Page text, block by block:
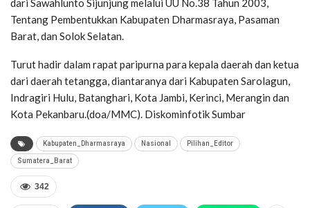
Tentang Pembentukkan Kabupaten Dharmasraya, Pasaman
Barat, dan Solok Selatan.
Turut hadir dalam rapat paripurna para kepala daerah dan ketua
dari daerah tetangga, diantaranya dari Kabupaten Sarolagun,
Indragiri Hulu, Batanghari, Kota Jambi, Kerinci, Merangin dan
Kota Pekanbaru.(doa/MMC). Diskominfotik Sumbar
Kabupaten_Dharmasraya Nasional Pilihan_Editor
Sumatera_Barat
342